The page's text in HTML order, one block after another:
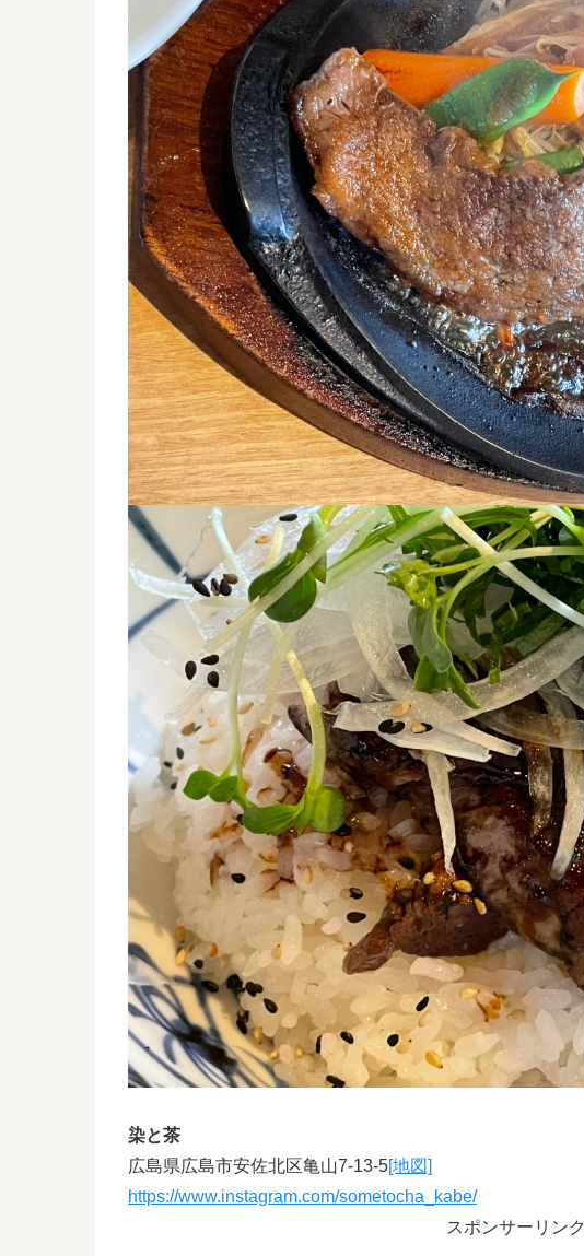
染と茶
広島県広島市安佐北区亀山7-13-5[地図]
https://www.instagram.com/sometocha_kabe/
スポンサーリンク